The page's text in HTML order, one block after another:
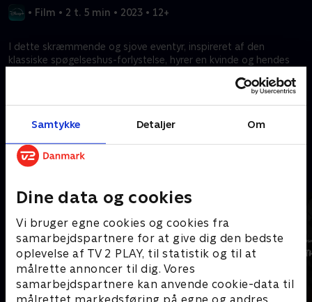
Samtykke Detaljer Om
Dine data og cookies
Vi bruger egne cookies og cookies fra
samarbejdspartnere for at give dig den bedste
oplevelse af TV 2 PLAY, til statistik og til at
målrette annoncer til dig. Vores
samarbejdspartnere kan anvende cookie-data til
• Film • 2 t. 5 min • 2023 • 12+
I dette skræmmende og sjove eventyr, inspireret af den
klassiske spøgelseshus-forlystelse, hyrer en kvinde og hendes
Kræver tilkøb